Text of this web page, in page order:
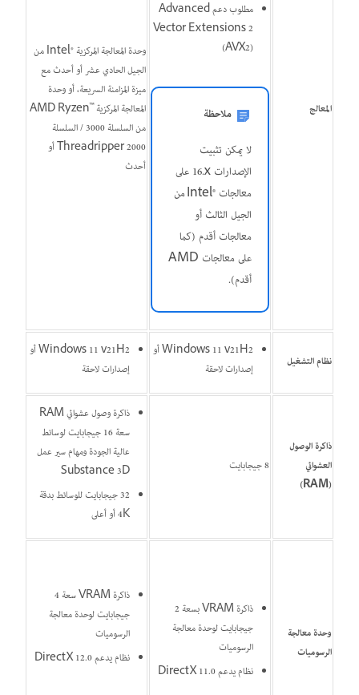
المعالج
مطلوب دعم Advanced
Vector Extensions 2
‏(AVX2)
ملاحظة
لا يمكن تثبيت
الإصدارات ‎16.x على
معالجات Intel®‎ من
الجيل الثالث أو
معالجات أقدم (كما
على معالجات AMD
أقدم).
وحدة المعالجة المركزية Intel®‎ من
الجيل الحادي عشر أو أحدث مع
ميزة المزامنة السريعة، أو وحدة
المعالجة المركزية AMD Ryzen™‎
من السلسلة 3000 / السلسلة
Threadripper 2000 أو
أحدث
نظام التشغيل
Windows 11 v21H2 أو
إصدارات لاحقة
Windows 11 v21H2 أو
إصدارات لاحقة
ذاكرة الوصول
العشوائي
(RAM)
8 جيجابايت
ذاكرة وصول عشوائي RAM
سعة 16 جيجابايت لوسائط
عالية الجودة ومهام سير عمل
Substance 3D
32 جيجابايت للوسائط بدقة
4K أو أعلى
وحدة معالجة
الرسوميات
ذاكرة VRAM بسعة 2
جيجابايت لوحدة معالجة
الرسوميات
نظام يدعم DirectX 11.0
ذاكرة VRAM سعة 4
جيجابايت لوحدة معالجة
الرسوميات
نظام يدعم DirectX 12.0